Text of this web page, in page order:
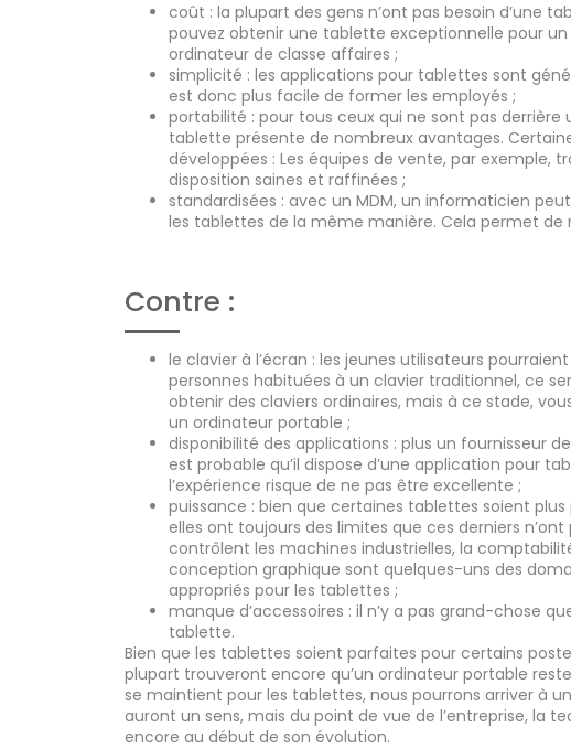
coût : la plupart des gens n’ont pas besoin d’une
pouvez obtenir une tablette exceptionnelle pour un
ordinateur de classe affaires ;
simplicité : les applications pour tablettes sont
est donc plus facile de former les employés ;
portabilité : pour tous ceux qui ne sont pas derrière
tablette présente de nombreux avantages.
développées : Les équipes de vente, par exemple,
disposition saines et raffinées ;
standardisées : avec un MDM, un informaticien
les tablettes de la même manière. Cela permet de
Contre :
le clavier à l’écran : les jeunes utilisateurs
personnes habituées à un clavier traditionnel, ce
obtenir des claviers ordinaires, mais à ce stade,
un ordinateur portable ;
disponibilité des applications : plus un fournisseur
est probable qu’il dispose d’une application pour
l’expérience risque de ne pas être excellente ;
puissance : bien que certaines tablettes soient
elles ont toujours des limites que ces derniers n’ont
contrôlent les machines industrielles, la
conception graphique sont quelques-uns des
appropriés pour les tablettes ;
manque d’accessoires : il n’y a pas grand-chose
tablette.
Bien que les tablettes soient parfaites pour certains
plupart trouveront encore qu’un ordinateur portable
se maintient pour les tablettes, nous pourrons arriver à
auront un sens, mais du point de vue de l’entreprise, la
encore au début de son évolution.